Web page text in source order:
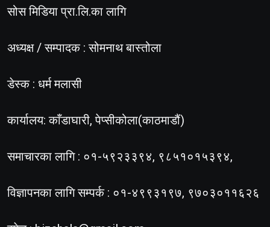
सोस मिडिया प्रा.लि.का लागि
अध्यक्ष / सम्पादक : सोमनाथ बास्तोला
डेस्क : धर्म मलासी
कार्यालय: काँडाघारी, पेप्सीकोला(काठमाडौं)
समाचारका लागि : ०१-५९२३३९४, ९८५१०१५३९४,
विज्ञापनका लागि सम्पर्क : ०१-४९९३१९७, ९७०३०११६२६